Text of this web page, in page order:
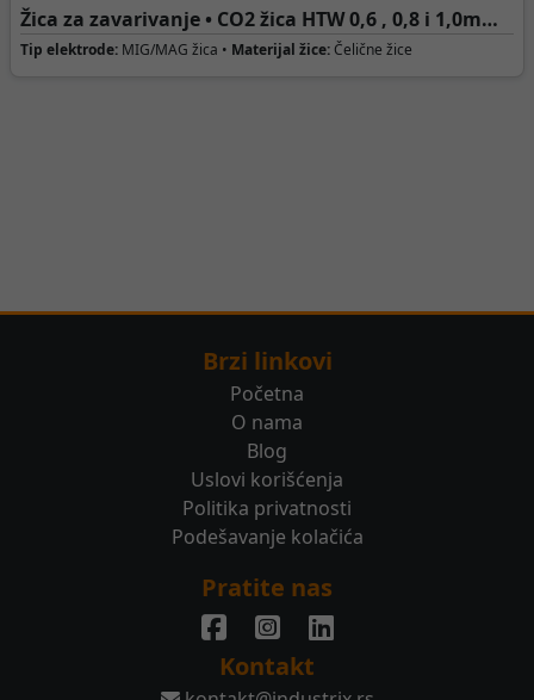
Žica za zavarivanje • CO2 žica HTW 0,6 , 0,8 i 1,0mm /
5kg
Tip elektrode: MIG/MAG žica • Materijal žice: Čelične žice
Brzi linkovi
Početna
O nama
Blog
Uslovi korišćenja
Politika privatnosti
Podešavanje kolačića
Pratite nas
Kontakt